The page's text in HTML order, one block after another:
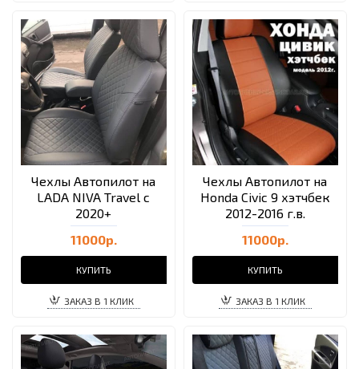
Чехлы Автопилот на
LADA NIVA Travel с
2020+
11000р.
КУПИТЬ
ЗАКАЗ В 1 КЛИК
Чехлы Автопилот на
Honda Civic 9 хэтчбек
2012-2016 г.в.
11000р.
КУПИТЬ
ЗАКАЗ В 1 КЛИК